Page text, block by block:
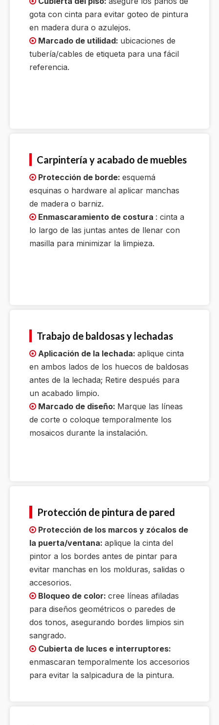
gota con cinta para evitar goteo de pintura
en madera dura o azulejos.
 Marcado de utilidad: ubicaciones de
tubería/cables de etiqueta para una fácil
referencia.
Carpintería y acabado de muebles
 Protección de borde: esquemá
esquinas o hardware al aplicar manchas
de madera o barniz.
 Enmascaramiento de costura : cinta a
lo largo de las juntas antes de llenar con
masilla para minimizar la limpieza.
Trabajo de baldosas y lechadas
 Aplicación de la lechada: aplique cinta
en ambos lados de los huecos de baldosas
antes de la lechada; Retire después para
un acabado limpio.
 Marcado de diseño: Marque las líneas
de corte o coloque temporalmente los
mosaicos durante la instalación.
Protección de pintura de pared
 Protección de los marcos y zócalos de
la puerta/ventana: aplique la cinta del
pintor a los bordes antes de pintar para
evitar manchas en los molduras, salidas o
accesorios.
 Bloqueo de color: cree líneas afiladas
para diseños geométricos o paredes de
dos tonos, asegurando bordes limpios sin
sangrado.
 Cubierta de luces e interruptores:
enmascaran temporalmente los accesorios
para evitar la salpicadura de la pintura.